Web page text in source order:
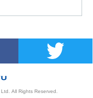
All Rights Reserved.